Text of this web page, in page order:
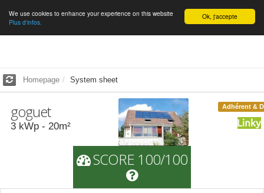
English Ok, j'accepte
We use cookies to enhance your experience on this website
Plus d'infos.
Homepage System sheet
goguet
3 kWp - 20m²
Adhérent &
SCORE 100/100